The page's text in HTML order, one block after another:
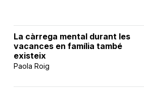
La càrrega mental durant les
vacances en família també
existeix
Paola Roig